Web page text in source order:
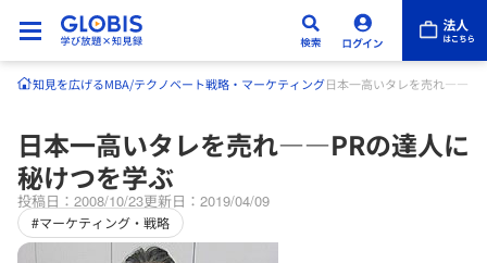
知見を広げるMBA/テクノベート戦略・マーケティング日本一高いタレを売れ――PR
日本一高いタレを売れ――PRの達人に
秘けつを学ぶ
投稿日：2008/10/23更新日：2019/04/09
#マーケティング・戦略